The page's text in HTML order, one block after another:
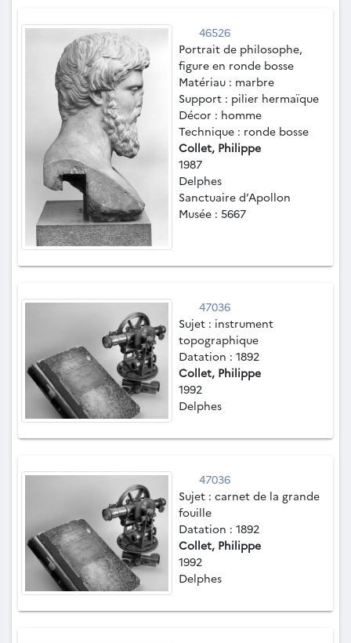
46526
Portrait de philosophe,
figure en ronde bosse
Matériau : marbre
Support : pilier hermaïque
Décor : homme
Technique : ronde bosse
Collet, Philippe
1987
Delphes
Sanctuaire d’Apollon
Musée : 5667
47036
Sujet : instrument
topographique
Datation : 1892
Collet, Philippe
1992
Delphes
47036
Sujet : carnet de la grande
fouille
Datation : 1892
Collet, Philippe
1992
Delphes